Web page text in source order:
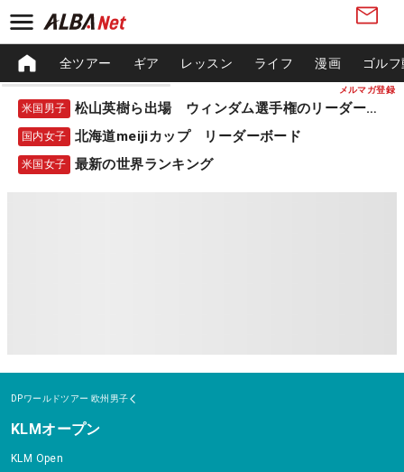
メルマガ登録
全ツアー ギア レッスン ライフ 漫画 ゴル
米国男子 松山英樹ら出場 ウィンダム選手権のリーダーボード
国内女子 北海道meijiカップ リーダーボード
米国女子 最新の世界ランキング
DPワールドツアー 欧州男子
KLMオープン
KLM Open